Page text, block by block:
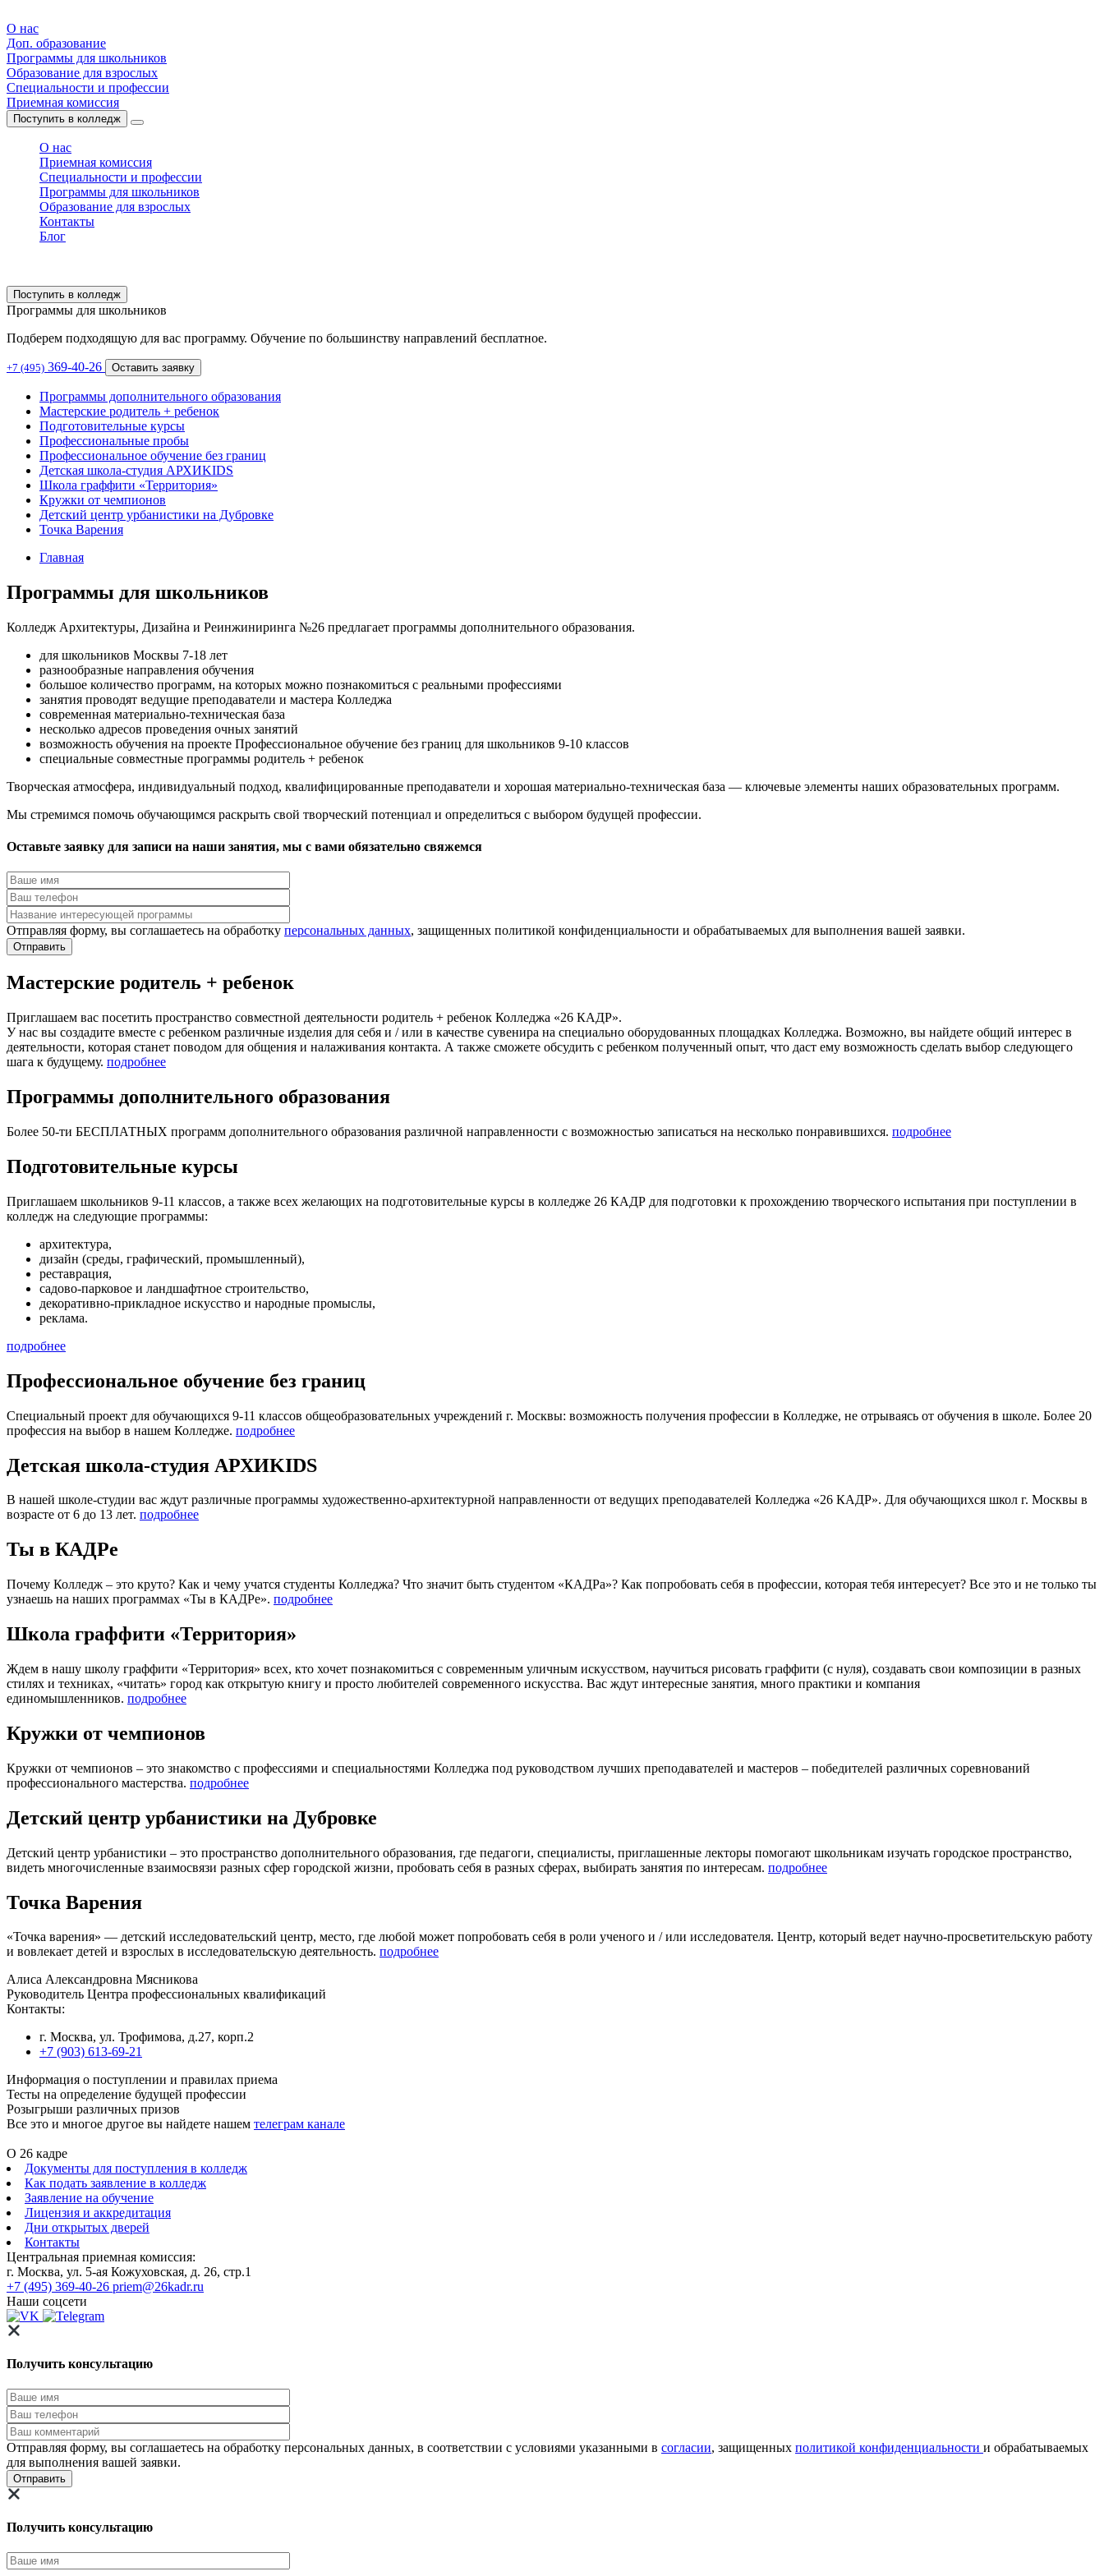
О нас
Доп. образование
Программы для школьников
Образование для взрослых
Специальности и профессии
Приемная комиссия
Поступить в колледж
О нас
Приемная комиссия
Специальности и профессии
Программы для школьников
Образование для взрослых
Контакты
Блог
Поступить в колледж
Программы для школьников
Подберем подходящую для вас программу. Обучение по большинству направлений бесплатное.
+7 (495) 369-40-26 Оставить заявку
Программы дополнительного образования
Мастерские родитель + ребенок
Подготовительные курсы
Профессиональные пробы
Профессиональное обучение без границ
Детская школа-студия АРХИKIDS
Школа граффити «Территория»
Кружки от чемпионов
Детский центр урбанистики на Дубровке
Точка Варения
Главная
Программы для школьников
Колледж Архитектуры, Дизайна и Реинжиниринга №26 предлагает программы дополнительного образования.
для школьников Москвы 7-18 лет
разнообразные направления обучения
большое количество программ, на которых можно познакомиться с реальными профессиями
занятия проводят ведущие преподаватели и мастера Колледжа
современная материально-техническая база
несколько адресов проведения очных занятий
возможность обучения на проекте Профессиональное обучение без границ для школьников 9-10 классов
специальные совместные программы родитель + ребенок
Творческая атмосфера, индивидуальный подход, квалифицированные преподаватели и хорошая материально-техническая база — ключевые элементы наших образовательных программ.
Мы стремимся помочь обучающимся раскрыть свой творческий потенциал и определиться с выбором будущей профессии.
Оставьте заявку для записи на наши занятия, мы с вами обязательно свяжемся
Отправляя форму, вы соглашаетесь на обработку персональных данных, защищенных политикой конфиденциальности и обрабатываемых для выполнения вашей заявки.
Мастерские родитель + ребенок
Приглашаем вас посетить пространство совместной деятельности родитель + ребенок Колледжа «26 КАДР».
У нас вы создадите вместе с ребенком различные изделия для себя и / или в качестве сувенира на специально оборудованных площадках Колледжа. Возможно, вы найдете общий интерес в
деятельности, которая станет поводом для общения и налаживания контакта. А также сможете обсудить с ребенком полученный опыт, что даст ему возможность сделать выбор следующего
шага к будущему. подробнее
Программы дополнительного образования
Более 50-ти БЕСПЛАТНЫХ программ дополнительного образования различной направленности с возможностью записаться на несколько понравившихся. подробнее
Подготовительные курсы
Приглашаем школьников 9-11 классов, а также всех желающих на подготовительные курсы в колледже 26 КАДР для подготовки к прохождению творческого испытания при поступлении в
колледж на следующие программы:
архитектура,
дизайн (среды, графический, промышленный),
реставрация,
садово-парковое и ландшафтное строительство,
декоративно-прикладное искусство и народные промыслы,
реклама.
подробнее
Профессиональное обучение без границ
Специальный проект для обучающихся 9-11 классов общеобразовательных учреждений г. Москвы: возможность получения профессии в Колледже, не отрываясь от обучения в школе. Более 20
профессия на выбор в нашем Колледже. подробнее
Детская школа-студия АРХИKIDS
В нашей школе-студии вас ждут различные программы художественно-архитектурной направленности от ведущих преподавателей Колледжа «26 КАДР». Для обучающихся школ г. Москвы в
возрасте от 6 до 13 лет. подробнее
Ты в КАДРе
Почему Колледж – это круто? Как и чему учатся студенты Колледжа? Что значит быть студентом «КАДРа»? Как попробовать себя в профессии, которая тебя интересует? Все это и не только ты
узнаешь на наших программах «Ты в КАДРе». подробнее
Школа граффити «Территория»
Ждем в нашу школу граффити «Территория» всех, кто хочет познакомиться с современным уличным искусством, научиться рисовать граффити (с нуля), создавать свои композиции в разных
стилях и техниках, «читать» город как открытую книгу и просто любителей современного искусства. Вас ждут интересные занятия, много практики и компания
единомышленников. подробнее
Кружки от чемпионов
Кружки от чемпионов – это знакомство с профессиями и специальностями Колледжа под руководством лучших преподавателей и мастеров – победителей различных соревнований
профессионального мастерства. подробнее
Детский центр урбанистики на Дубровке
Детский центр урбанистики – это пространство дополнительного образования, где педагоги, специалисты, приглашенные лекторы помогают школьникам изучать городское пространство,
видеть многочисленные взаимосвязи разных сфер городской жизни, пробовать себя в разных сферах, выбирать занятия по интересам. подробнее
Точка Варения
«Точка варения» — детский исследовательский центр, место, где любой может попробовать себя в роли ученого и / или исследователя. Центр, который ведет научно-просветительскую работу
и вовлекает детей и взрослых в исследовательскую деятельность. подробнее
Алиса Александровна Мясникова
Руководитель Центра профессиональных квалификаций
Контакты:
г. Москва, ул. Трофимова, д.27, корп.2
+7 (903) 613-69-21
Информация о поступлении и правилах приема
Тесты на определение будущей профессии
Розыгрыши различных призов
Все это и многое другое вы найдете нашем телеграм канале
О 26 кадре
Документы для поступления в колледж
Как подать заявление в колледж
Заявление на обучение
Лицензия и аккредитация
Дни открытых дверей
Контакты
Центральная приемная комиссия:
г. Москва, ул. 5-ая Кожуховская, д. 26, стр.1
+7 (495) 369-40-26 priem@26kadr.ru
Наши соцсети
Получить консультацию
Отправляя форму, вы соглашаетесь на обработку персональных данных, в соответствии с условиями указанными в согласии, защищенных политикой конфиденциальности и обрабатываемых
для выполнения вашей заявки.
Получить консультацию